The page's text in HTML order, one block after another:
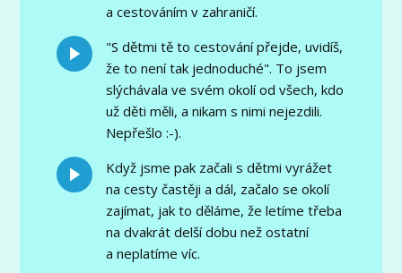
a cestováním v zahraničí.
"S dětmi tě to cestování přejde, uvidíš,
že to není tak jednoduché". To jsem
slýchávala ve svém okolí od všech, kdo
už děti měli, a nikam s nimi nejezdili.
Nepřešlo :-).
Když jsme pak začali s dětmi vyrážet
na cesty častěji a dál, začalo se okolí
zajímat, jak to děláme, že letíme třeba
na dvakrát delší dobu než ostatní
a neplatíme víc.